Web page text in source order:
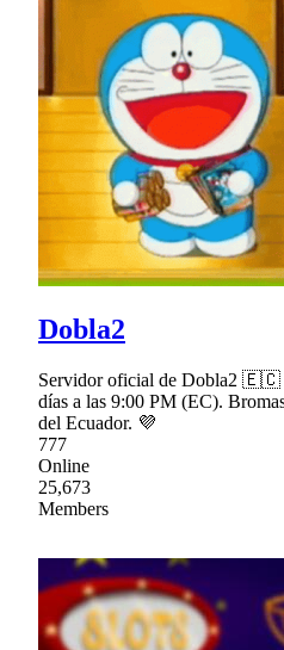
Dobla2
Servidor oficial de Dobla2 🇪🇨
días a las 9:00 PM (EC).
del Ecuador. 💜
777
Online
25,673
Members